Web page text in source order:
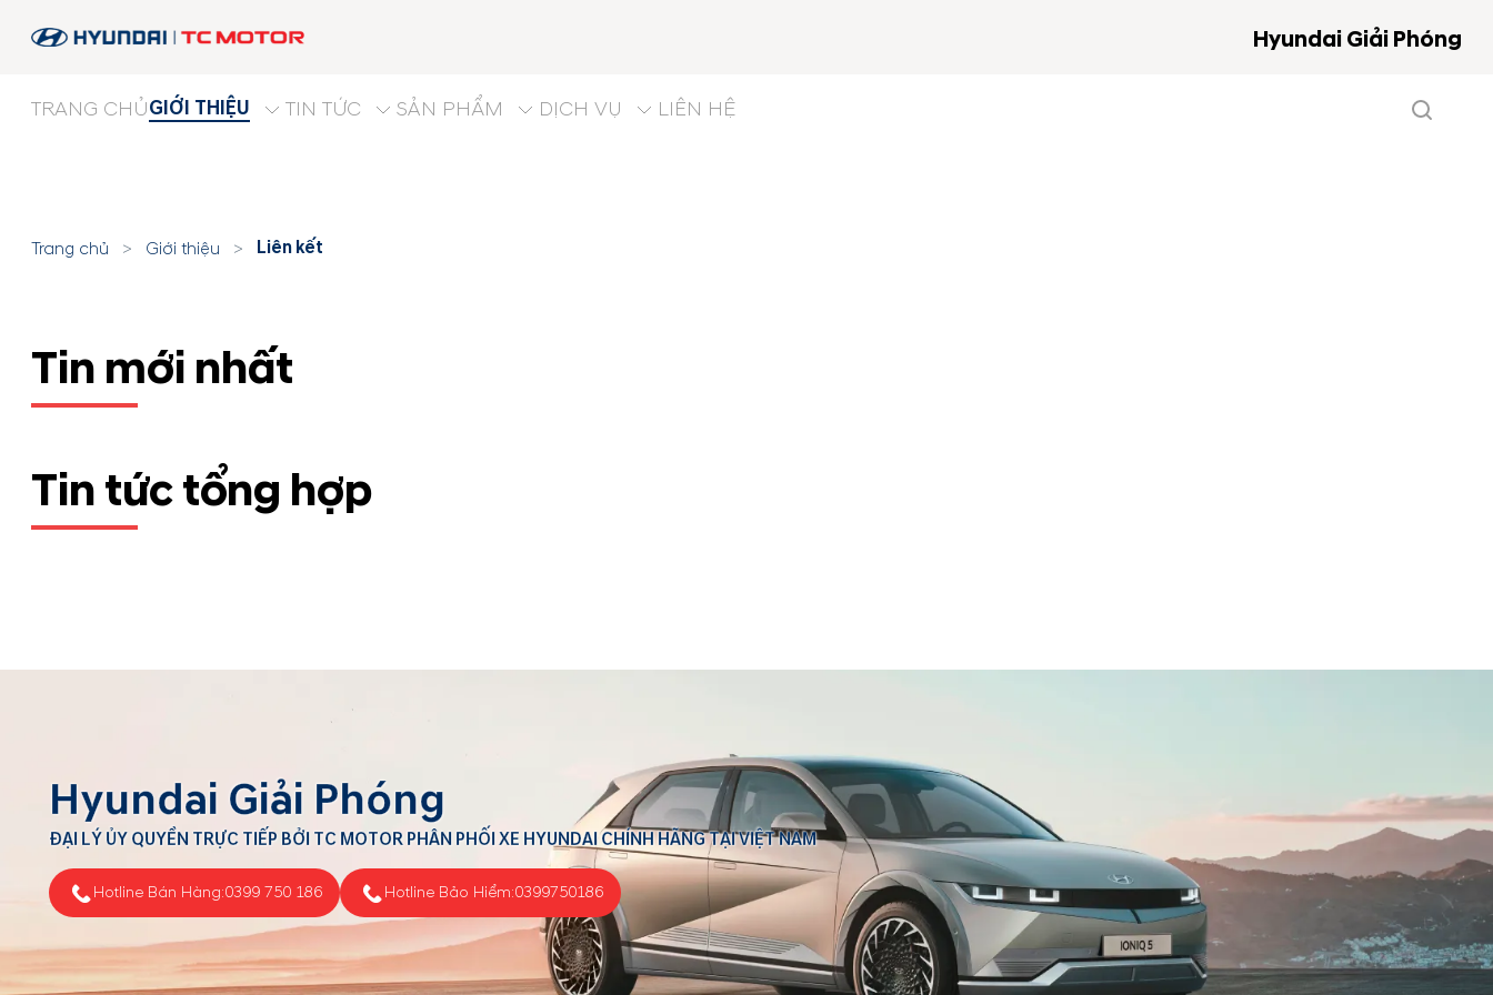
Hyundai Giải Phóng
TRANG CHỦGIỚI THIỆU TIN TỨC SẢN PHẨM DỊCH VỤ LIÊN HỆ
Trang chủ > Giới thiệu > Liên kết
Tin mới nhất
Tin tức tổng hợp
Hyundai Giải Phóng
ĐẠI LÝ ỦY QUYỀN TRỰC TIẾP BỞI TC MOTOR PHÂN PHỐI XE HYUNDAI CHÍNH HÃNG TẠI VIỆT NAM
Hotline Bán Hàng:0399 750 186 Hotline Bảo Hiểm:0399750186